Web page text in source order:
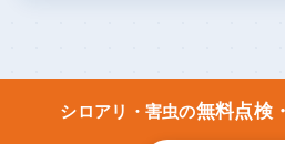
シロアリ・害虫の無料点検